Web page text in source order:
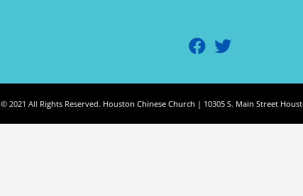
© 2021 All Rights Reserved. Houston Chinese Church | 10305 S. Main Street